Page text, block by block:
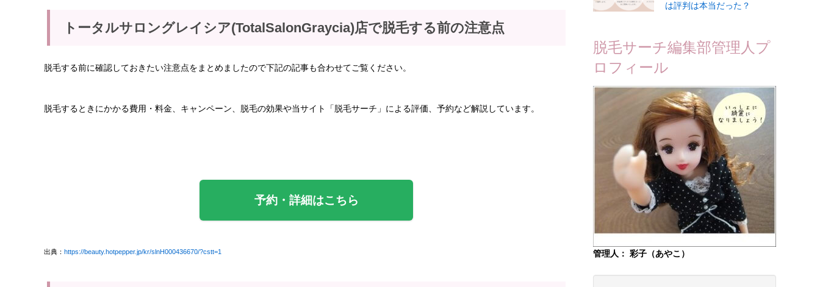
トータルサロングレイシア(TotalSalonGraycia)店で脱毛する前の注意点
脱毛する前に確認しておきたい注意点をまとめましたので下記の記事も合わせてご覧ください。
脱毛するときにかかる費用・料金、キャンペーン、脱毛の効果や当サイト「脱毛サーチ」による評価、予約など解説しています。
予約・詳細はこちら
出典： https://beauty.hotpepper.jp/kr/slnH000436670/?cstt=1
は評判は本当だった？
脱毛サーチ編集部管理人プ
ロフィール
管理人： 彩子（あやこ）